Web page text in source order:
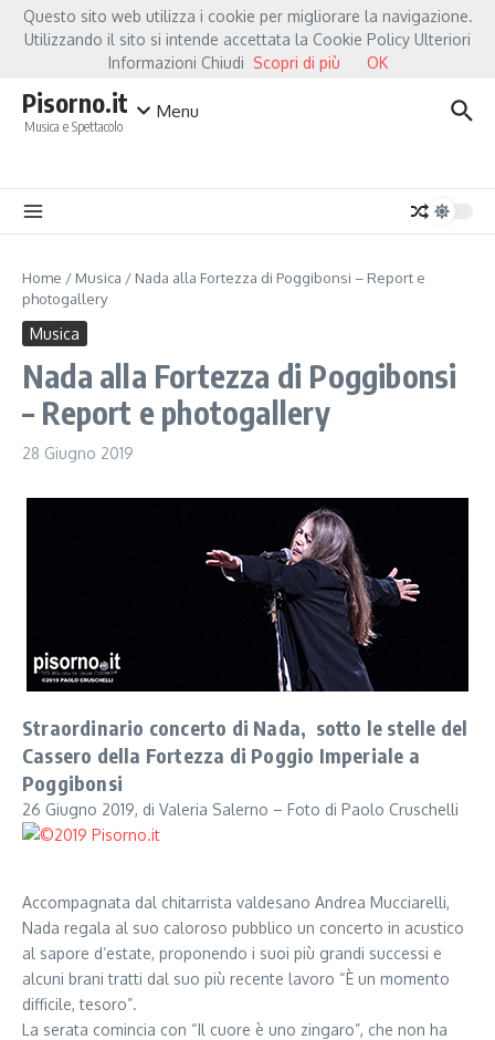
Salta al contenuto
Hot NewsFiorella Mannoia, a Capannori nasce “Anime Salve”: la data zero è un
Pisorno.it
Musica e Spettacolo
Menu
Home / Musica / Nada alla Fortezza di Poggibonsi – Report e
photogallery
Musica
Nada alla Fortezza di Poggibonsi
– Report e photogallery
28 Giugno 2019
Straordinario concerto di Nada, sotto le stelle del
Cassero della Fortezza di Poggio Imperiale a
Poggibonsi
26 Giugno 2019, di Valeria Salerno – Foto di Paolo Cruschelli
Accompagnata dal chitarrista valdesano Andrea Mucciarelli,
Nada regala al suo caloroso pubblico un concerto in acustico
al sapore d’estate, proponendo i suoi più grandi successi e
alcuni brani tratti dal suo più recente lavoro “È un momento
difficile, tesoro”.
La serata comincia con “Il cuore è uno zingaro”, che non ha
Questo sito web utilizza i cookie per migliorare la navigazione.
Utilizzando il sito si intende accettata la Cookie Policy Ulteriori
Informazioni Chiudi Scopri di più OK